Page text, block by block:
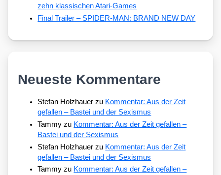
zehn klassischen Atari-Games
Final Trailer – SPIDER-MAN: BRAND NEW DAY
Neueste Kommentare
Stefan Holzhauer zu Kommentar: Aus der Zeit
gefallen – Bastei und der Sexismus
Tammy zu Kommentar: Aus der Zeit gefallen –
Bastei und der Sexismus
Stefan Holzhauer zu Kommentar: Aus der Zeit
gefallen – Bastei und der Sexismus
Tammy zu Kommentar: Aus der Zeit gefallen –